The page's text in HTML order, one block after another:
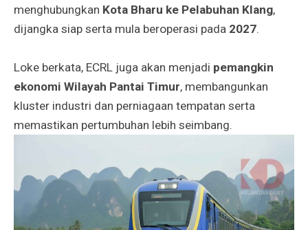
menghubungkan Kota Bharu ke Pelabuhan Klang,
dijangka siap serta mula beroperasi pada 2027.
Loke berkata, ECRL juga akan menjadi pemangkin
ekonomi Wilayah Pantai Timur, membangunkan
kluster industri dan perniagaan tempatan serta
memastikan pertumbuhan lebih seimbang.